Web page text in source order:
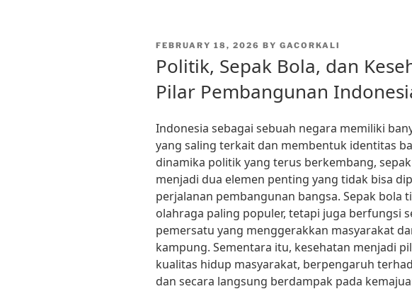
POSTED
FEBRUARY 18, 2026 BY GACORKALI
Politik, Sepak Bola, dan
Pilar Pembangunan
Indonesia sebagai sebuah negara memiliki
yang saling terkait dan membentuk identitas
dinamika politik yang terus berkembang,
menjadi dua elemen penting yang tidak bisa
perjalanan pembangunan bangsa. Sepak bola
olahraga paling populer, tetapi juga berfungsi
pemersatu yang menggerakkan masyarakat
kampung. Sementara itu, kesehatan menjadi
kualitas hidup masyarakat, berpengaruh
dan secara langsung berdampak pada